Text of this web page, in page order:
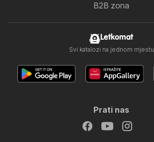
B2B zona
Letkomat
Svi katalozi na jednom mjestu
Prati nas